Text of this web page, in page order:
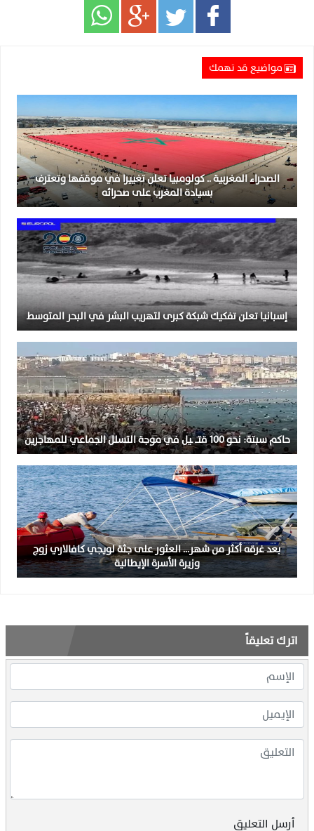
مواضيع قد تهمك
الصحراء المغربية .. كولومبيا تعلن تغييرا في موقفها وتعترف
بسيادة المغرب على صحرائه
إسبانيا تعلن تفكيك شبكة كبرى لتهريب البشر في البحر المتوسط
حاكم سبتة: نحو 100 قتــ ـيل في موجة التسلل الجماعي للمهاجرين
بعد غرقه أكثر من شهر… العثور على جثة لويجي كافالاري زوج
وزيرة الأسرة الإيطالية
اترك تعليقاً
أرسل التعليق